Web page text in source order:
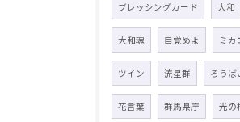
ブレッシングカード 大和
大和魂 目覚めよ ミカ
ツイン 流星群 ろうば
花言葉 群馬県庁 光の